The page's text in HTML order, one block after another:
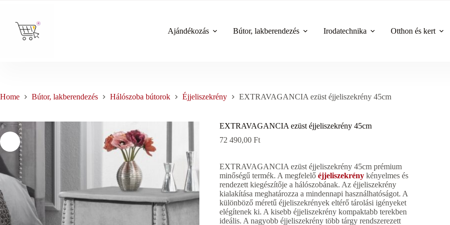
content
Ajándékozás
Bútor, lakberendezés Irodatechnika Otthon és kert
Home Bútor, lakberendezés Hálószoba bútorok Éjjeliszekrény EXTRAVAGANCIA ezüst éjjeliszekrény 45cm
EXTRAVAGANCIA ezüst éjjeliszekrény 45cm
72 490,00Ft
EXTRAVAGANCIA ezüst éjjeliszekrény 45cm prémium
minőségű termék. A megfelelőéjjeliszekrény kényelmes és
rendezett kiegészítője a hálószobának. Az éjjeliszekrény
kialakítása meghatározza a mindennapi használhatóságot. A
különböző méretű éjjeliszekrények eltérő tárolási igényeket
elégítenek ki. A kisebb éjjeliszekrény kompaktabb terekben
ideális. A nagyobb éjjeliszekrény több tárgy rendszerezett